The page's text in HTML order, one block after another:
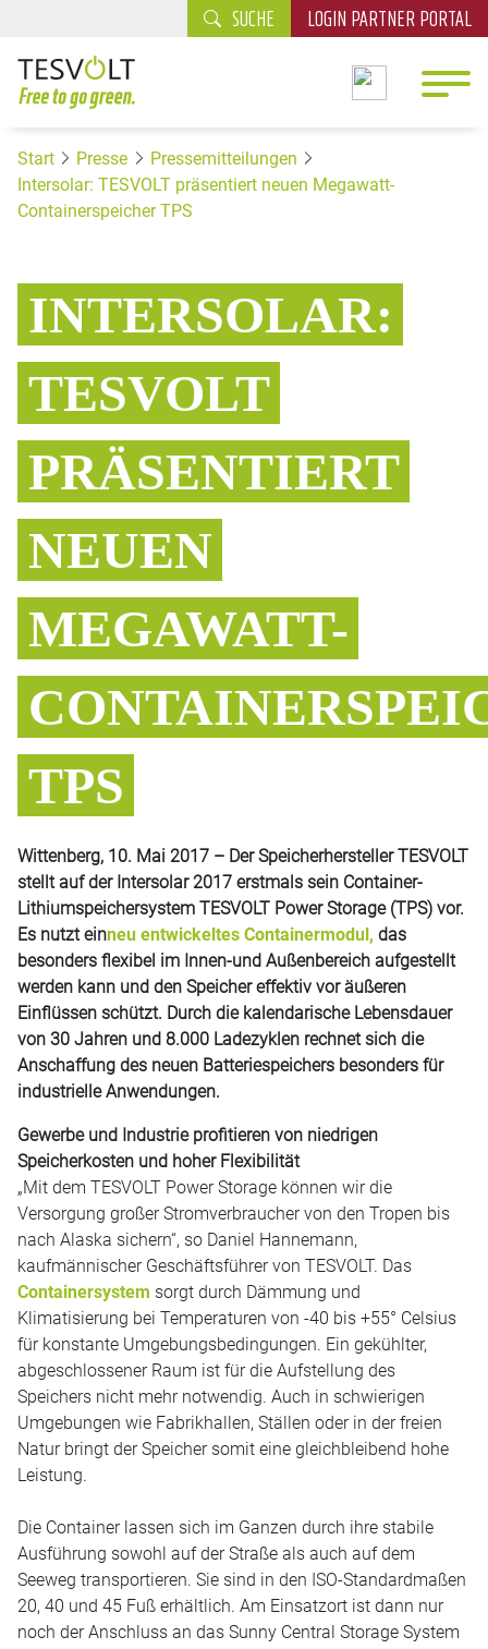
SUCHE LOGIN PARTNER PORTAL
Start Presse
Pressemitteilungen
Intersolar: TESVOLT präsentiert neuen Megawatt-
Containerspeicher TPS
INTERSOLAR:
TESVOLT
PRÄSENTIERT
NEUEN
MEGAWATT-
TPS
Wittenberg, 10. Mai 2017 – Der Speicherhersteller TESVOLT
stellt auf der Intersolar 2017 erstmals sein Container-
Lithiumspeichersystem TESVOLT Power Storage (TPS) vor.
Es nutzt einneu entwickeltes Containermodul, das
besonders flexibel im Innen-und Außenbereich aufgestellt
werden kann und den Speicher effektiv vor äußeren
Einflüssen schützt. Durch die kalendarische Lebensdauer
von 30 Jahren und 8.000 Ladezyklen rechnet sich die
Anschaffung des neuen Batteriespeichers besonders für
industrielle Anwendungen.
Gewerbe und Industrie profitieren von niedrigen
Speicherkosten und hoher Flexibilität
„Mit dem TESVOLT Power Storage können wir die
Versorgung großer Stromverbraucher von den Tropen bis
nach Alaska sichern“, so Daniel Hannemann,
kaufmännischer Geschäftsführer von TESVOLT. Das
Containersystem sorgt durch Dämmung und
Klimatisierung bei Temperaturen von -40 bis +55° Celsius
für konstante Umgebungsbedingungen. Ein gekühlter,
abgeschlossener Raum ist für die Aufstellung des
Speichers nicht mehr notwendig. Auch in schwierigen
Umgebungen wie Fabrikhallen, Ställen oder in der freien
Natur bringt der Speicher somit eine gleichbleibend hohe
Leistung.
Die Container lassen sich im Ganzen durch ihre stabile
Ausführung sowohl auf der Straße als auch auf dem
Seeweg transportieren. Sie sind in den ISO-Standardmaßen
20, 40 und 45 Fuß erhältlich. Am Einsatzort ist dann nur
noch der Anschluss an das Sunny Central Storage System